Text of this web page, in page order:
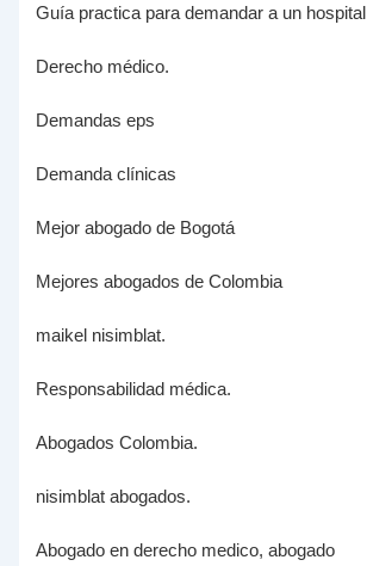
Guía practica para demandar a un hospital
Derecho médico.
Demandas eps
Demanda clínicas
Mejor abogado de Bogotá
Mejores abogados de Colombia
maikel nisimblat.
Responsabilidad médica.
Abogados Colombia.
nisimblat abogados.
Abogado en derecho medico, abogado